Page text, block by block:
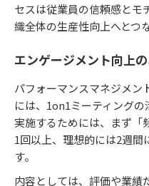
セスは従業員の信頼感とモ
織全体の生産性向上へとつ
エンゲージメント向上
パフォーマンスマネジメン
には、1on1ミーティング
実施するためには、まず「
1回以上、理想的には2週間
す。
内容としては、評価や業績